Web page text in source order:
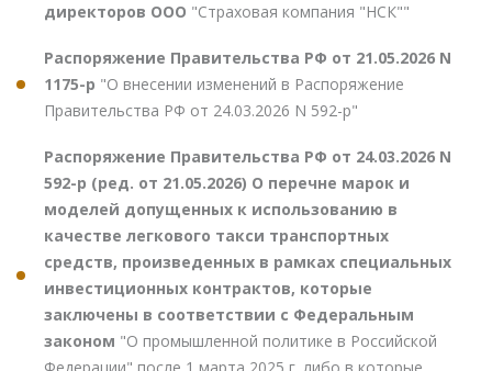
директоров ООО "Страховая компания "НСК""
Распоряжение Правительства РФ от 21.05.2026 N
1175-р "О внесении изменений в Распоряжение
Правительства РФ от 24.03.2026 N 592-р"
Распоряжение Правительства РФ от 24.03.2026 N
592-р (ред. от 21.05.2026) О перечне марок и
моделей допущенных к использованию в
качестве легкового такси транспортных
средств, произведенных в рамках специальных
инвестиционных контрактов, которые
заключены в соответствии с Федеральным
законом "О промышленной политике в Российской